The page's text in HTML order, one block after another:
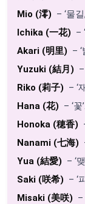
Mio (澪) – ‘물길
Ichika (一花) –
Akari (明里) –
Yuzuki (結月)
Riko (莉子) – ‘
Hana (花) – ‘꽃’.
Honoka (穂香)
Nanami (七海)
Yua (結愛) – ‘
Saki (咲希) – ‘
Misaki (美咲) –